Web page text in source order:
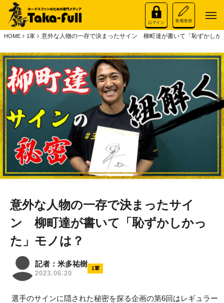
HOME 1軍 意外な人物の一存で決まったサイン 柳町達が書いて「恥ずかしか
意外な人物の一存で決まったサイ
ン 柳町達が書いて「恥ずかしかっ
た」モノは？
記者：米多祐樹
2023.06.20
1軍
選手のサインに隠された秘密を探る企画の第6回はレギュラー